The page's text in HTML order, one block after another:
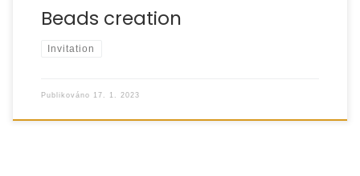
Beads creation
Invitation
Publikováno 17. 1. 2023